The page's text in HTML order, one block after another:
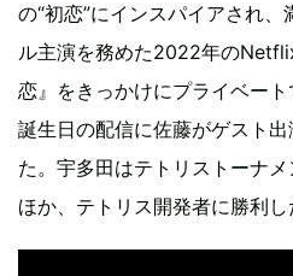
の“初恋”にインスパイアされ
ル主演を務めた2022年の
恋』をきっかけにプライベー
誕生日の配信に佐藤がゲスト
た。宇多田はテトリストーナ
ほか、テトリス開発者に勝利し